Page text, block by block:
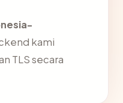
kami
TLS secara